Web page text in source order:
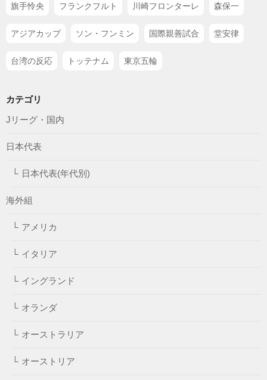
旗手怜央 フランクフルト 川崎フロンターレ 森保一
アジアカップ ソン・フンミン 国際親善試合 堂安律
台湾の反応 トッテナム 東京五輪
カテゴリ
Jリーグ・国内
日本代表
日本代表(年代別)
海外組
アメリカ
イタリア
イングランド
オランダ
オーストラリア
オーストリア